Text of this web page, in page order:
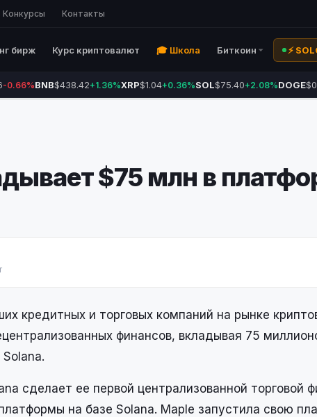
Конкурсы Контакты
бирж Курс криптовалют 🎓 Школа Биткоин ⚡
-0.66%BNB$438.42+1.36%XRP$1.04+0.36%SOL$75.40+2.08%DOGE
$75 млн в
кредитных и торговых компаний на рынке
финансов, вкладывая 75
сделает ее первой централизованной торговой
на базе Solana. Maple запустила свою